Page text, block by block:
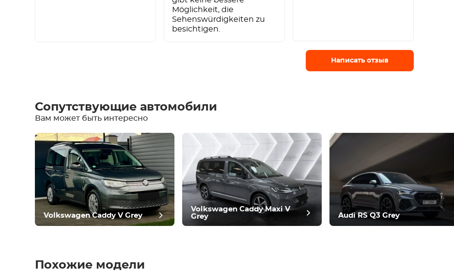
Möglichkeit, die
Sehenswürdigkeiten zu
besichtigen.
Написать отзыв
Оборудование
Удобства
Климат-контроль
Вождение
Состояние
Сопутствующие автомобили
Вам может быть интересно
Volkswagen Caddy V Grey
Volkswagen Caddy Maxi V
Grey
Audi RS Q3 Grey
Похожие модели